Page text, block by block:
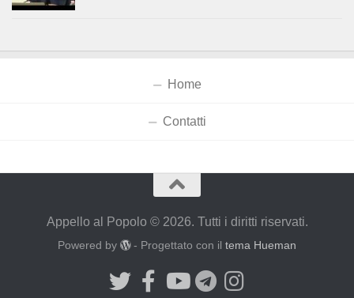
Home
Contatti
Appello al Popolo © 2026. Tutti i diritti riservati.
Powered by - Progettato con iltema Hueman